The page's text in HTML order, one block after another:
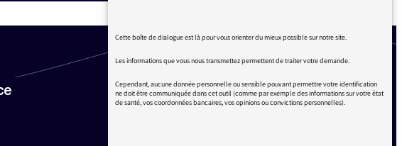
Cette boîte de dialogue est là pour vous orienter du mieux possible sur notre site.
Les informations que vous nous transmettez permettent de traiter votre demande.
Cependant, aucune donnée personnelle ou sensible pouvant permettre votre identification
ne doit être communiquée dans cet outil (comme par exemple des informations sur votre état
de santé, vos coordonnées bancaires, vos opinions ou convictions personnelles).